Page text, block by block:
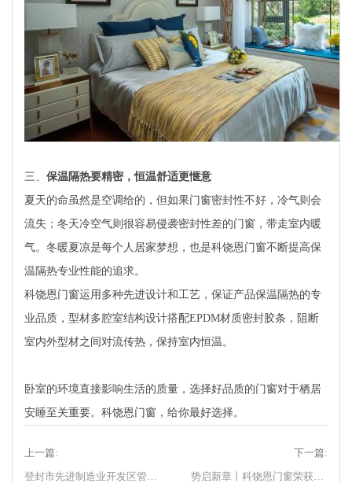
三、 保温隔热要精密，恒温舒适更惬意
夏天的命虽然是空调给的，但如果门窗密封性不好，冷气则会
流失；冬天冷空气则很容易侵袭密封性差的门窗，带走室内暖
气。冬暖夏凉是每个人居家梦想，也是科饶恩门窗不断提高保
温隔热专业性能的追求。
科饶恩门窗运用多种先进设计和工艺，保证产品保温隔热的专
业品质，型材多腔室结构设计搭配EPDM材质密封胶条，阻断
室内外型材之间对流传热，保持室内恒温。
卧室的环境直接影响生活的质量，选择好品质的门窗对于栖居
安睡至关重要。科饶恩门窗，给你最好选择。
上一篇:
登封市先进制造业开发区管委会主任韩迎旭一行莅临科饶恩门窗考察交流!
下一篇:
势启新章丨科饶恩门窗荣获“2023首届中国门窗产业发展峰会” 多项荣誉大奖！